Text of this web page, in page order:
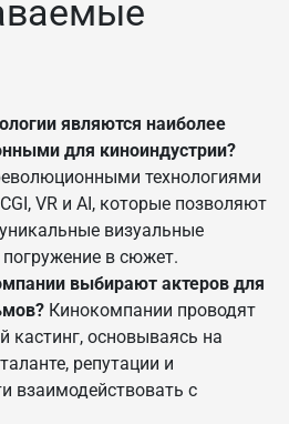
являются наиболее
для киноиндустрии?
технологиями
VR и AI, которые позволяют
визуальные
в сюжет.
выбирают актеров для
Кинокомпании проводят
кастинг, основываясь на
репутации и
взаимодействовать с